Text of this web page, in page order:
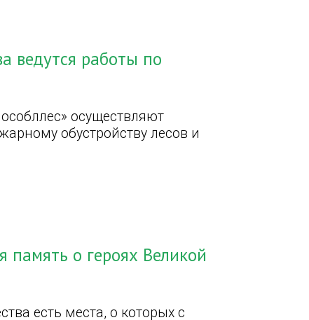
ведутся работы по
осуществляют
обустройству лесов и
память о героях Великой
есть места, о которых с